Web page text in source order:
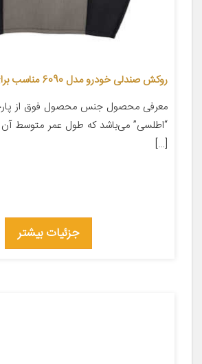
روکش صندلی خودرو مدل 6090 مناسب برای پیکان وانت
معرفی محصول جنس محصول فوق از
“اطلسی” می‌باشد که طول عمر متوسط آن
[…]
جزئیات بیشتر